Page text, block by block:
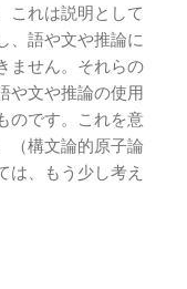
これは説明として
、語や文や推論に
ません。それらの
や文や推論の使用
のです。これを意
（構文論的原子論
は、もう少し考え